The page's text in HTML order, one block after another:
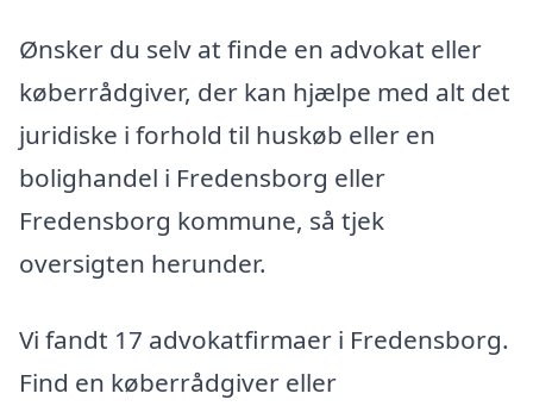
Ønsker du selv at finde en advokat eller
køberrådgiver, der kan hjælpe med alt det
juridiske i forhold til huskøb eller en
bolighandel i Fredensborg eller
Fredensborg kommune, så tjek
oversigten herunder.
Vi fandt 17 advokatfirmaer i Fredensborg.
Find en køberrådgiver eller